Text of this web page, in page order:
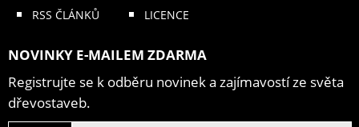
RSS ČLÁNKŮ
LICENCE
NOVINKY E-MAILEM ZDARMA
Registrujte se k odběru novinek a zajímavostí ze světa
dřevostaveb.